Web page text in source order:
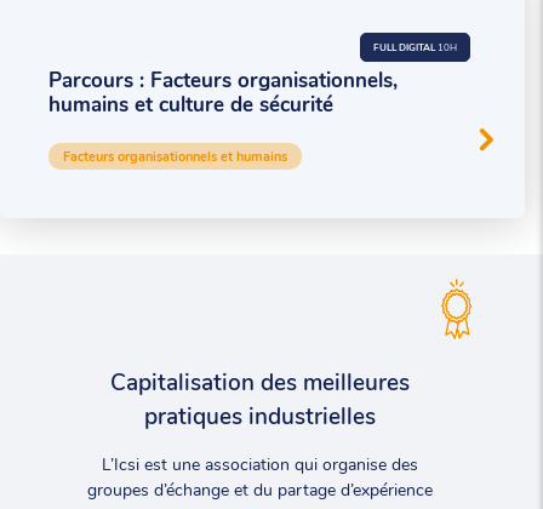
FULL DIGITAL 10H
Parcours : Facteurs organisationnels,
humains et culture de sécurité
Facteurs organisationnels et humains
Capitalisation des meilleures
pratiques industrielles
L’Icsi est une association qui organise des
groupes d’échange et du partage d’expérience